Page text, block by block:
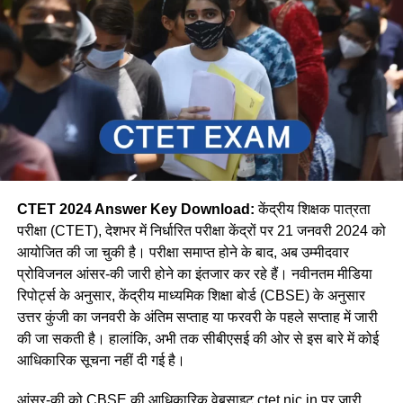
CTET 2024 Answer Key Download:केंद्रीय शिक्षक पात्रता
परीक्षा (CTET), देशभर में निर्धारित परीक्षा केंद्रों पर 21 जनवरी 2024 को
आयोजित की जा चुकी है। परीक्षा समाप्त होने के बाद, अब उम्मीदवार
प्रोविजनल आंसर-की जारी होने का इंतजार कर रहे हैं। नवीनतम मीडिया
रिपोर्ट्स के अनुसार, केंद्रीय माध्यमिक शिक्षा बोर्ड (CBSE) के अनुसार
उत्तर कुंजी का जनवरी के अंतिम सप्ताह या फरवरी के पहले सप्ताह में जारी
की जा सकती है। हालांकि, अभी तक सीबीएसई की ओर से इस बारे में कोई
आधिकारिक सूचना नहीं दी गई है।
आंसर-की को CBSE की आधिकारिक वेबसाइटctet.nic.in पर जारी